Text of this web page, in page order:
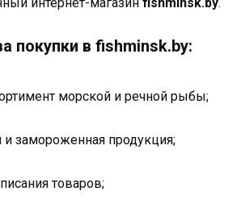
покупки в fishminsk.by:
морской и речной рыбы;
и замороженная продукция;
товаров;